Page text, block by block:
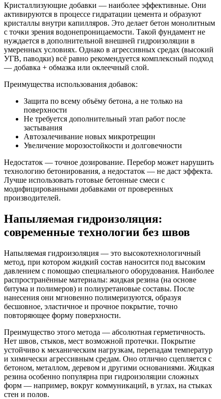
Кристаллизующие добавки — наиболее эффективные. Они
активируются в процессе гидратации цемента и образуют
кристаллы внутри капилляров. Это делает бетон монолитным
с точки зрения водонепроницаемости. Такой фундамент не
нуждается в дополнительной внешней гидроизоляции в
умеренных условиях. Однако в агрессивных средах (высокий
УГВ, паводки) всё равно рекомендуется комплексный подход
— добавка + обмазка или оклеечный слой.
Преимущества использования добавок:
Защита по всему объёму бетона, а не только на
поверхности
Не требуется дополнительный этап работ после
застывания
Автозалечивание новых микротрещин
Увеличение морозостойкости и долговечности
Недостаток — точное дозирование. Перебор может нарушить
технологию бетонирования, а недостаток — не даст эффекта.
Лучше использовать готовые бетонные смеси с
модифицированными добавками от проверенных
производителей.
Напыляемая гидроизоляция:
современные технологии без швов
Напыляемая гидроизоляция — это высокотехнологичный
метод, при котором жидкий состав наносится под высоким
давлением с помощью специального оборудования. Наиболее
распространённые материалы: жидкая резина (на основе
битума и полимеров) и полиуретановые составы. После
нанесения они мгновенно полимеризуются, образуя
бесшовное, эластичное и прочное покрытие, точно
повторяющее форму поверхности.
Преимущество этого метода — абсолютная герметичность.
Нет швов, стыков, мест возможной протечки. Покрытие
устойчиво к механическим нагрузкам, перепадам температур
и химически агрессивным средам. Оно отлично сцепляется с
бетоном, металлом, деревом и другими основаниями. Жидкая
резина особенно популярна при гидроизоляции сложных
форм — например, вокруг коммуникаций, в углах, на стыках
стен и полов.